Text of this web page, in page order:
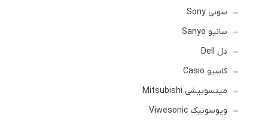
سونی Sony
سانیو Sanyo
دل Dell
کاسیو Casio
میتسوبیشی Mitsubishi
ویوسونیک Viwesonic